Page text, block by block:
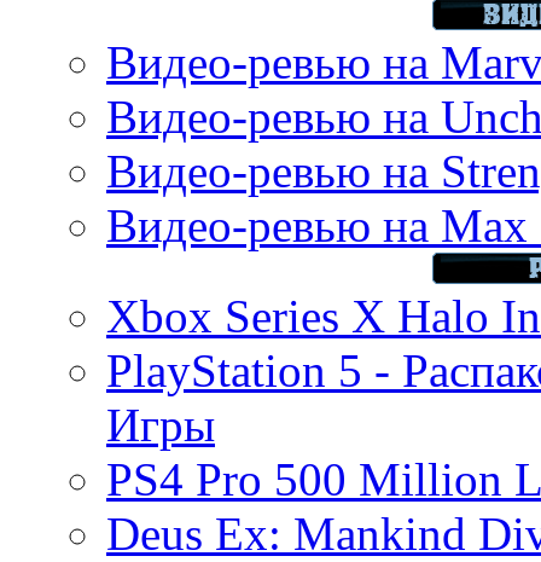
Видео-ревью на
Видео-ревью на
Видео-ревью на
Видео-ревью на Max
Xbox Series X Halo
PlayStation 5 -
Игры
PS4 Pro 500 Million
Deus Ex: Mankind